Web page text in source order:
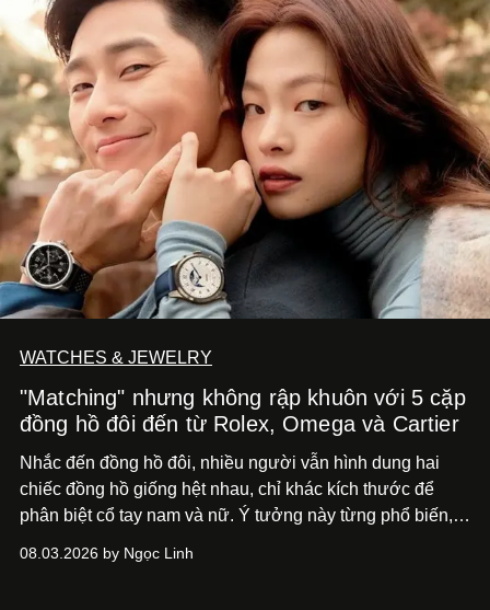
WATCHES & JEWELRY
"Matching" nhưng không rập khuôn với 5 cặp
đồng hồ đôi đến từ Rolex, Omega và Cartier
Nhắc đến đồng hồ đôi, nhiều người vẫn hình dung hai
chiếc đồng hồ giống hệt nhau, chỉ khác kích thước để
phân biệt cổ tay nam và nữ. Ý tưởng này từng phổ biến,
khá rập khuôn. Nói lời tạm biết hai phiên bản nam nữ
08.03.2026 by Ngọc Linh